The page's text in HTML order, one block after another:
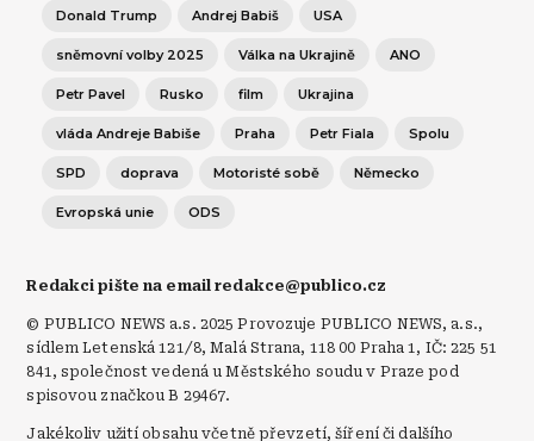
Donald Trump Andrej Babiš USA
sněmovní volby 2025 Válka na Ukrajině ANO
Petr Pavel Rusko film Ukrajina
vláda Andreje Babiše Praha Petr Fiala Spolu
SPD doprava Motoristé sobě Německo
Evropská unie ODS
Redakci pište na email redakce@publico.cz
© PUBLICO NEWS a.s. 2025 Provozuje PUBLICO NEWS, a.s.,
sídlem Letenská 121/8, Malá Strana, 118 00 Praha 1, IČ: 225 51
841, společnost vedená u Městského soudu v Praze pod
spisovou značkou B 29467.
Jakékoliv užití obsahu včetně převzetí, šíření či dalšího